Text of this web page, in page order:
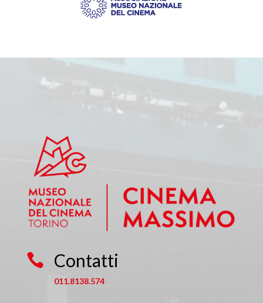
 Contatti
011.8138.574